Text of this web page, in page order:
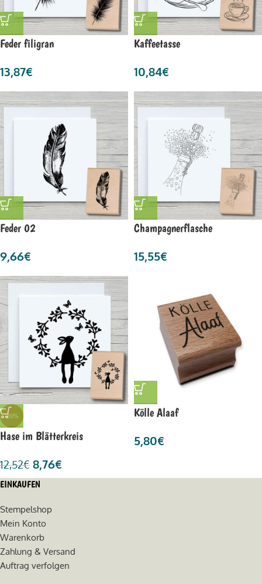
Feder filigran
13,87€
Kaffeetasse
10,84€
Feder 02
9,66€
Champagnerflasche
15,55€
-30%
Hase im Blätterkreis
12,52€ 8,76€
Kölle Alaaf
5,80€
EINKAUFEN
Stempelshop
Mein Konto
Warenkorb
Zahlung & Versand
Auftrag verfolgen